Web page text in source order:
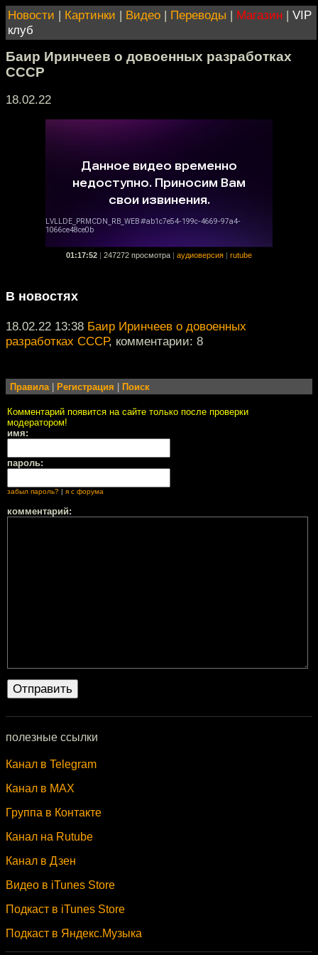
Новости | Картинки | Видео | Переводы | Магазин | VIP
клуб
Баир Иринчеев о довоенных разработках
СССР
18.02.22
01:17:52 247272 просмотра аудиоверсия rutube
В новостях
18.02.22 13:38 Баир Иринчеев о довоенных
разработках СССР, комментарии: 8
Правила| Регистрация Поиск
Комментарий появится на сайте только после проверки
модератором!
имя:
пароль:
забыл пароль? я с форума
комментарий:
полезные ссылки
Канал в Telegram
Канал в MAX
Группа в Контакте
Канал на Rutube
Канал в Дзен
Видео в iTunes Store
Подкаст в iTunes Store
Подкаст в Яндекс.Музыка